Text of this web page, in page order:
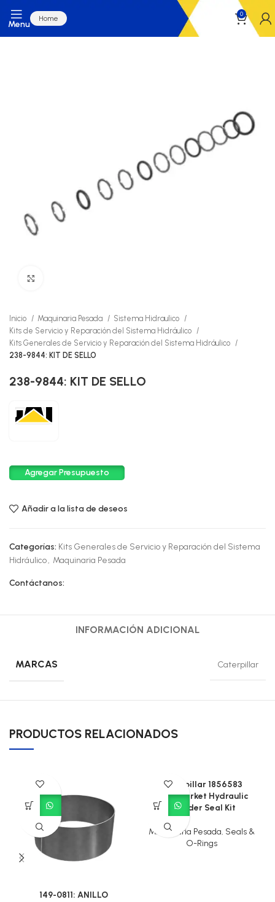
Menu
Home
0
Inicio Maquinaria Pesada
Sistema Hidraulico
Kits de Servicio y Reparación del Sistema Hidráulico
Kits Generales de Servicio y Reparación del Sistema Hidráulico
238-9844: KIT DE SELLO
238-9844: KIT DE SELLO
Agregar Presupuesto
Añadir a la lista de deseos
Categorías: Kits Generales de Servicio y Reparación del Sistema
Hidráulico, Maquinaria Pesada
Contáctanos:
INFORMACIÓN ADICIONAL
MARCAS Caterpillar
PRODUCTOS RELACIONADOS
149-0811: ANILLO
Caterpillar 1856583
Aftermarket Hydraulic
Cylinder Seal Kit
Maquinaria Pesada, Seals &
O-Rings